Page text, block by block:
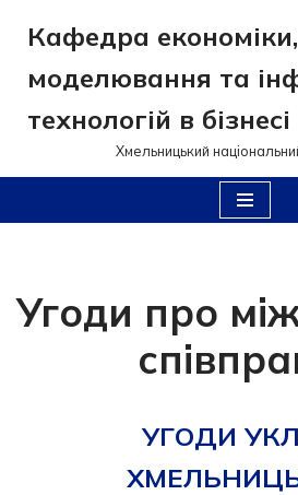
Перейти
до
вмісту
Кафедра
моделювання та
технологій в бізнесі
Хмельницький
Угоди про
УГОДИ